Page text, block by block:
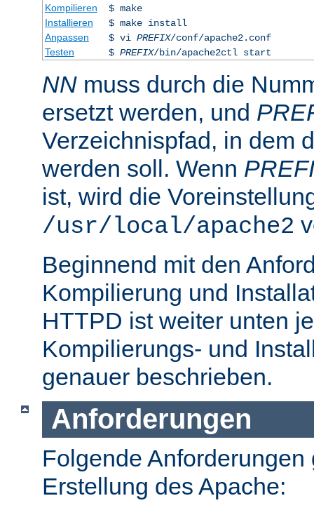
Kompilieren
$ make
Installieren
$ make install
Anpassen
$ vi PREFIX/conf/apache2.conf
Testen
$ PREFIX/bin/apache2ctl start
NN muss durch die
ersetzt werden, und
Verzeichnispfad, in dem
werden soll. Wenn
ist, wird die
/usr/local/apache2
Beginnend mit den
Kompilierung und
HTTPD ist weiter unten
Kompilierungs- und
genauer beschrieben.
Anforderungen
Folgende Anforderungen
Erstellung des Apache: